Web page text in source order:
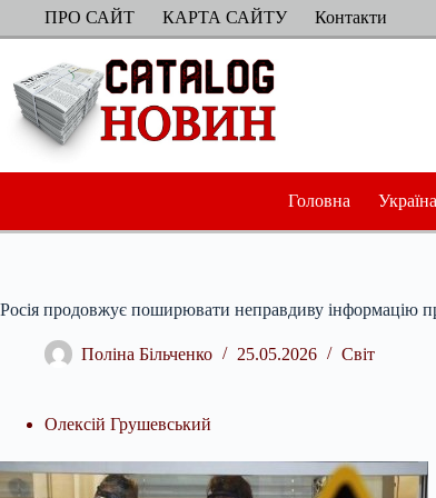
ПерейтиПРО САЙТ КАРТА САЙТУ Контакти
Головна Україна
Росія продовжує поширювати неправдиву інформацію
Поліна Більченко 25.05.2026 Світ
Олексій Грушевський